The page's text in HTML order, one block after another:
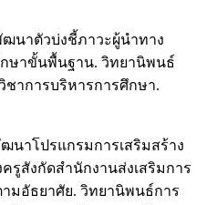
ฒนาตัวบ่งชี้ภาวะผู้นำทาง
ษาขั้นพื้นฐาน. วิทยานิพนธ์
าการบริหารการศึกษา.
นาโปรแกรมการเสริมสร้าง
รูสังกัดสำนักงานส่งเสริมการ
มอัธยาศัย. วิทยานิพนธ์การ